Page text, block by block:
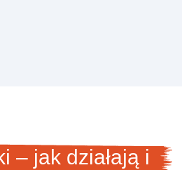
– jak działają i